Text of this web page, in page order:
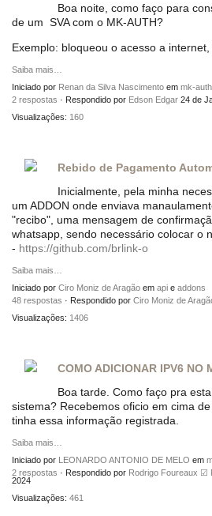
Boa noite, como faço para
de um SVA com o MK-AUTH?
Exemplo: bloqueou o acesso a
Saiba mais…
Iniciado por Renan da Silva Nascimento em mk-auth
2 respostas · Respondido por Edson Edgar 24 de
Visualizações: 160
Rebido de Pagamento
Inicialmente, pela minha
um ADDON onde enviava
"recibo", uma mensagem de
whatsapp, sendo necessário colocar o
- https://github.com/brlink-o
Saiba mais…
Iniciado por Ciro Moniz de Aragão em api e addons
48 respostas · Respondido por Ciro Moniz de
Visualizações: 1406
COMO ADICIONAR IPV6 NO
Boa tarde. Como faço pra
sistema? Recebemos oficio em cima
tinha essa informação registrada.
Saiba mais…
Iniciado por LEONARDO ANTONIO DE MELO em
2 respostas · Respondido por Rodrigo Foureaux ☑
2024
Visualizações: 461